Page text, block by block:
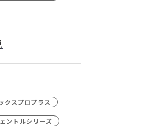
クスプロプラス
ントルシリーズ